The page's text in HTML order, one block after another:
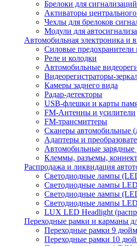
Брелоки для сигнализаций
Активаторы центрального
Чехлы для брелоков
Модули для
Автомобильная электроника и
Силовые предохранители
Реле и колодки
Автомобильные
Видеорегистраторы-
Камеры заднего вида
Радар-детекторы
USB-флешки и карты
FM-Антенны и усилители
FM-трансмиттеры
Сканеры автомобильные
Адаптеры и
Автомобильные
Клеммы, разъемы,
Распродажа и ликвидация
Светодиодные лампы
Светодиодные лампы
Светодиодные лампы
Светодиодные лампы
LUX LED Headlight
Переходные рамки и карманы
Переходные рамки 9
Переходные рамки 10